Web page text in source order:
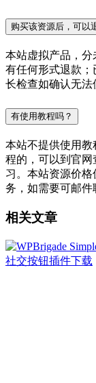
购买该资源后，可以
本站虚拟产品，
有任何形式退款
长检查如确认无法
有使用教程吗？
本站不提供使用
程的，可以到官网
习。本站资源价
务，如需要可邮件
相关文章